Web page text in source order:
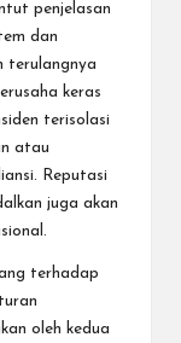
penjelasan
dan
terulangnya
keras
terisolasi
atau
Reputasi
juga akan
terhadap
oleh kedua